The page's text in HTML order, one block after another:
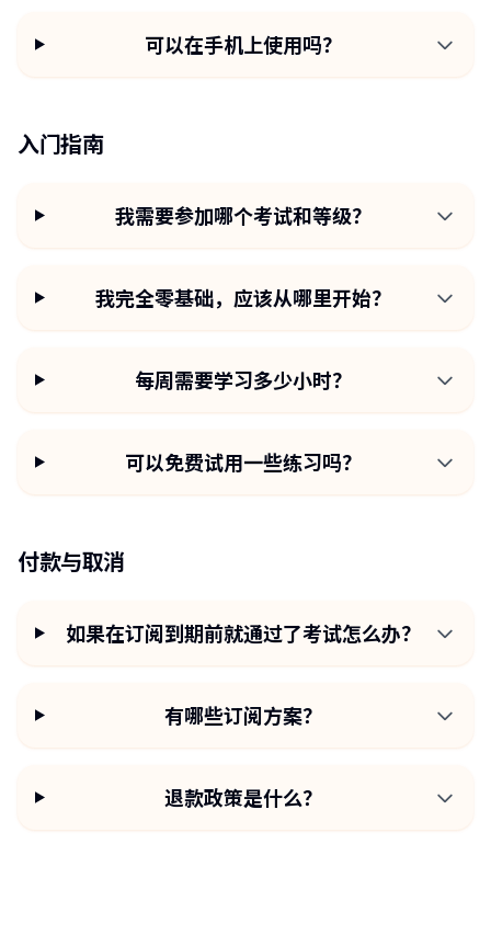
可以在手机上使用吗？
入门指南
我需要参加哪个考试和等级？
我完全零基础，应该从哪里开始？
每周需要学习多少小时？
可以免费试用一些练习吗？
付款与取消
如果在订阅到期前就通过了考试怎么办？
有哪些订阅方案？
退款政策是什么？